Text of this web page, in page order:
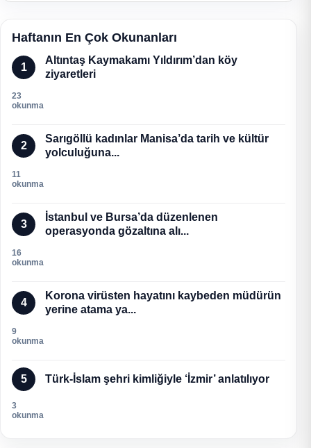
Haftanın En Çok Okunanları
1
Altıntaş Kaymakamı Yıldırım’dan köy
ziyaretleri
23
okunma
2
Sarıgöllü kadınlar Manisa’da tarih ve kültür
yolculuğuna...
11
okunma
3
İstanbul ve Bursa’da düzenlenen
operasyonda gözaltına alı...
16
okunma
4
Korona virüsten hayatını kaybeden müdürün
yerine atama ya...
9
okunma
5 Türk-İslam şehri kimliğiyle ‘İzmir’ anlatılıyor
3
okunma